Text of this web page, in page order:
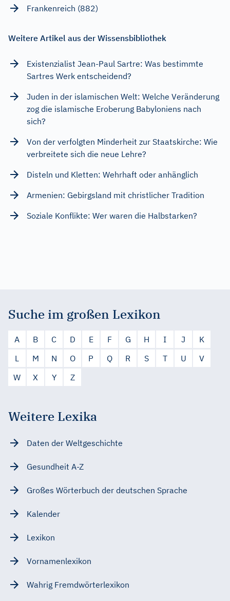
Frankenreich (882)
Weitere Artikel aus der Wissensbibliothek
Existenzialist Jean-Paul Sartre: Was bestimmte
Sartres Werk entscheidend?
Juden in der islamischen Welt: Welche Veränderung
zog die islamische Eroberung Babyloniens nach
sich?
Von der verfolgten Minderheit zur Staatskirche: Wie
verbreitete sich die neue Lehre?
Disteln und Kletten: Wehrhaft oder anhänglich
Armenien: Gebirgsland mit christlicher Tradition
Soziale Konflikte: Wer waren die Halbstarken?
Suche im großen Lexikon
A B C D E F G H I J
K
L
M N O P Q R S T U
V
W
X Y Z
Weitere Lexika
Daten der Weltgeschichte
Gesundheit A-Z
Großes Wörterbuch der deutschen Sprache
Kalender
Lexikon
Vornamenlexikon
Wahrig Fremdwörterlexikon